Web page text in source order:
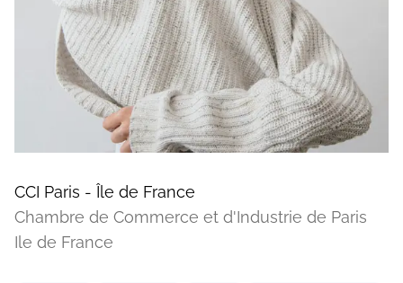
CCI Paris - Île de France
Chambre de Commerce et d'Industrie de Paris
Ile de France